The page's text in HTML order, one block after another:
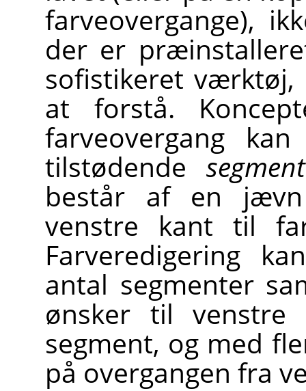
farveovergange),
der er
sofistikeret
at forstå.
farveovergang
tilstødende
består af en
venstre kant til
Farveredigering
antal segmenter
ønsker til
segment, og med
på overgangen fra